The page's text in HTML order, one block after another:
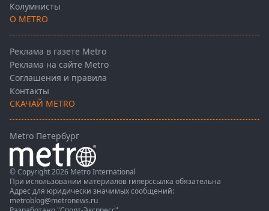
Колумнисты
О METRO
Реклама в газете Metro
Реклама на сайте Metro
Соглашения и правила
Контакты
СКАЧАЙ METRO
Metro Петербург
© Copyright 2026 Metro International
При использовании материалов гиперссылка обязательна
Адрес для юридически значимых сообщений:
metroblog@metronews.ru